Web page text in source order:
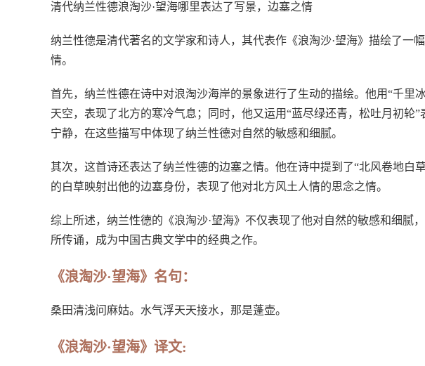
清代纳兰性德浪淘沙·望海哪里表达了写景，边塞之情
纳兰性德是清代著名的文学家和诗人，其代表作《浪淘沙·望海》描绘了一
情。
首先，纳兰性德在诗中对浪淘沙海岸的景象进行了生动的描绘。他用“千里
天空，表现了北方的寒冷气息；同时，他又运用“蓝尽绿还青，松吐月初轮
宁静，在这些描写中体现了纳兰性德对自然的敏感和细腻。
其次，这首诗还表达了纳兰性德的边塞之情。他在诗中提到了“北风卷地白
的白草映射出他的边塞身份，表现了他对北方风土人情的思念之情。
综上所述，纳兰性德的《浪淘沙·望海》不仅表现了他对自然的敏感和细腻
所传诵，成为中国古典文学中的经典之作。
《浪淘沙·望海》名句：
桑田清浅问麻姑。水气浮天天接水，那是蓬壶。
《浪淘沙·望海》译文: